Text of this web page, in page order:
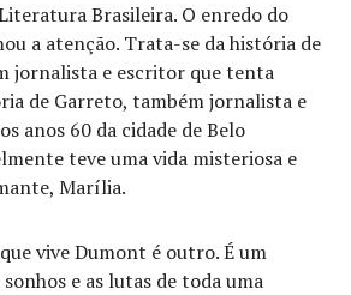
Brasileira. O enredo do
a atenção. Trata-se da história de
jornalista e escritor que tenta
de Garreto, também jornalista e
anos 60 da cidade de Belo
teve uma vida misteriosa e
Marília.
vive Dumont é outro. É um
e as lutas de toda uma